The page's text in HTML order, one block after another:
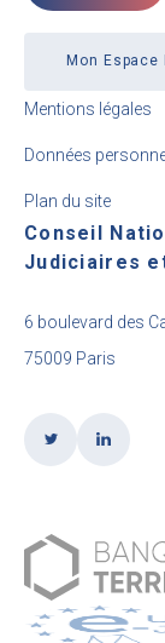
Mon Espace
Mentions légales
Données
Plan du site
Conseil
Judiciaires
6 boulevard des
75009 Paris